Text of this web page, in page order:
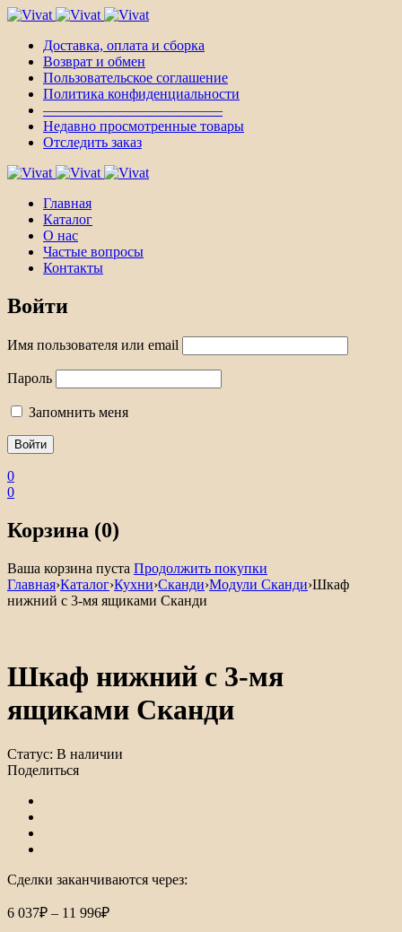
Доставка, оплата и сборка
Возврат и обмен
Пользовательское соглашение
Политика конфиденциальности
————————————–
Недавно просмотренные товары
Отследить заказ
Главная
Каталог
О нас
Частые вопросы
Контакты
Войти
Имя пользователя или email
Пароль
Запомнить меня
0
0
Корзина (0)
Ваша корзина пуста Продолжить покупки
Главная›Каталог›Кухни›Сканди›Модули Сканди›Шкаф
нижний с 3-мя ящиками Сканди
Шкаф нижний с 3-мя
ящиками Сканди
Статус: В наличии
Поделиться
Сделки заканчиваются через:
6 037₽ – 11 996₽Диапазон